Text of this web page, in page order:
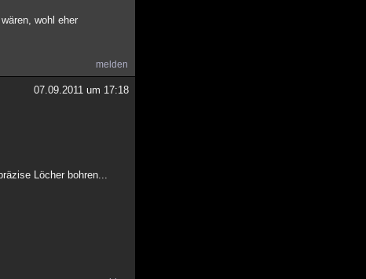
wohl eher
melden
07.09.2011 um 17:18
Löcher bohren...